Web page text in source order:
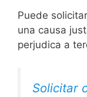
Puede
una causa
perjudica a
Solicitar